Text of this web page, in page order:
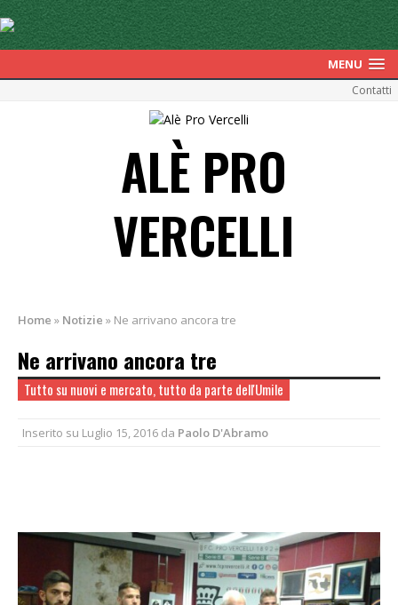
MENU
Contatti
ALÈ PRO
VERCELLI
Home » Notizie » Ne arrivano ancora tre
Ne arrivano ancora tre
Tutto su nuovi e mercato, tutto da parte dell'Umile
Inserito su Luglio 15, 2016 da Paolo D'Abramo